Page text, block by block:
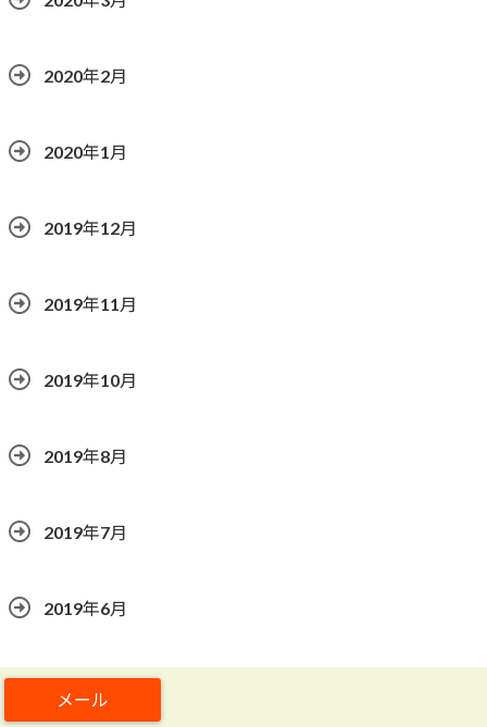
2020年2月
2020年1月
2019年12月
2019年11月
2019年10月
2019年8月
2019年7月
2019年6月
2019年5月